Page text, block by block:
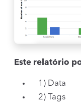
Este relatório
1) Data
2) Tags